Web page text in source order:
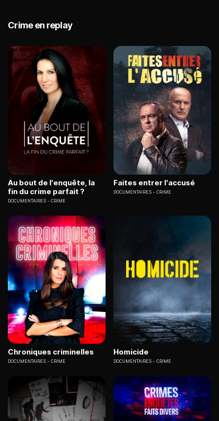
Crime en replay
Au bout de l'enquête, la
fin du crime parfait ?
DOCUMENTAIRES CRIME
Faites entrer l'accusé
DOCUMENTAIRES CRIME
Chroniques criminelles
DOCUMENTAIRES CRIME
Homicide
DOCUMENTAIRES CRIME